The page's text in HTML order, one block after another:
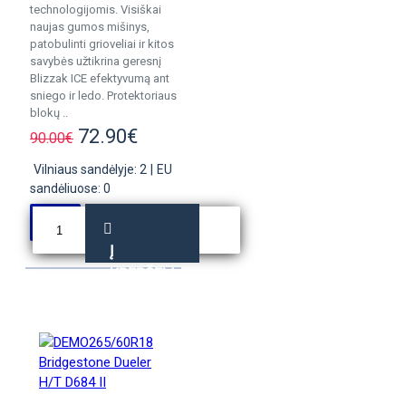
technologijomis. Visiškai
naujas gumos mišinys,
patobulinti grioveliai ir kitos
savybės užtikrina geresnį
Blizzak ICE efektyvumą ant
sniego ir ledo. Protektoriaus
blokų ..
90.00€ 72.90€
Vilniaus sandėlyje: 2
EU
sandėliuose: 0
Į
KREPŠELĮ